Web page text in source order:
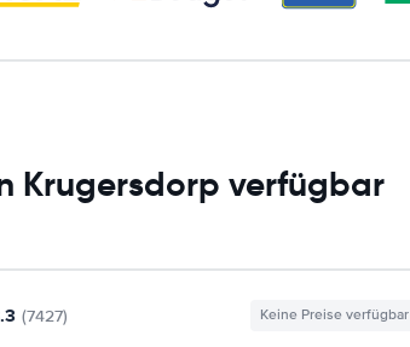
Krugersdorp verfügbar
(7427) Keine Preise verfügbar